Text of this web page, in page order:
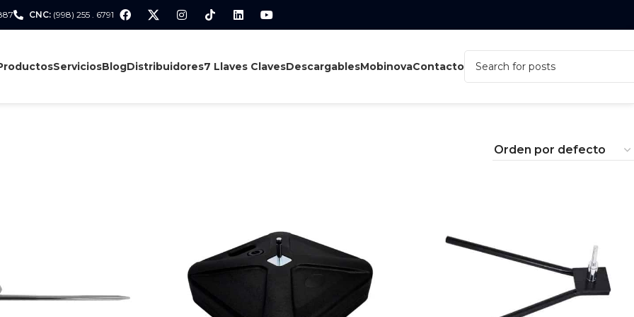
CNC: (998) 255 . 6791
ServiciosBlogDistribuidores7 Llaves ClavesDescargablesMobinovaContacto